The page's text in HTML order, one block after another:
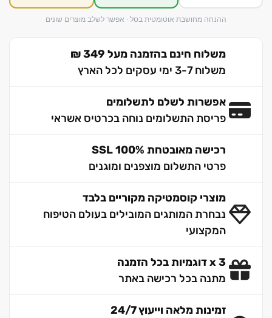
ההנחה מחושבת אוטומטית בסל · אפשר לשלב מוצרים שונים
משלוח חינם בהזמנה מעל 349 ₪
משלוח 3-7 ימי עסקים לכל הארץ
אפשרות לשלם לתשלומים
פריסת התשלומים נוחה בכרטיס אשראי
רכישה מאובטחת 100% SSL
פרטי התשלום מוצפנים ומוגנים
מוצרי קוסמטיקה מקוריים בלבד
נבחרת המותגים המובילים בעולם הטיפוח
המקצועי
3 x דוגמיות בכל הזמנה
מתנה בכל רכישה באתר
זמינות מלאה וייעוץ 24/7